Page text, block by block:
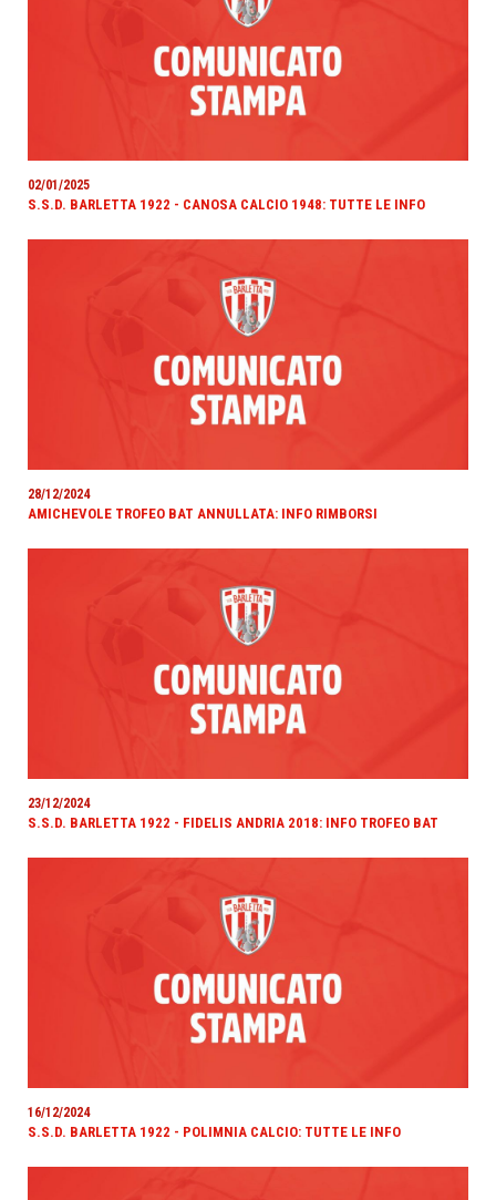
02/01/2025
S.S.D. BARLETTA 1922 - CANOSA CALCIO 1948: TUTTE LE INFO
28/12/2024
AMICHEVOLE TROFEO BAT ANNULLATA: INFO RIMBORSI
23/12/2024
S.S.D. BARLETTA 1922 - FIDELIS ANDRIA 2018: INFO TROFEO BAT
16/12/2024
S.S.D. BARLETTA 1922 - POLIMNIA CALCIO: TUTTE LE INFO